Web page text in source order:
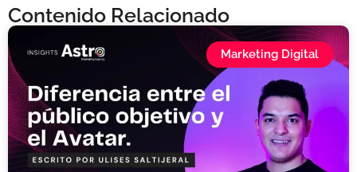
Contenido Relacionado
Marketing Digital